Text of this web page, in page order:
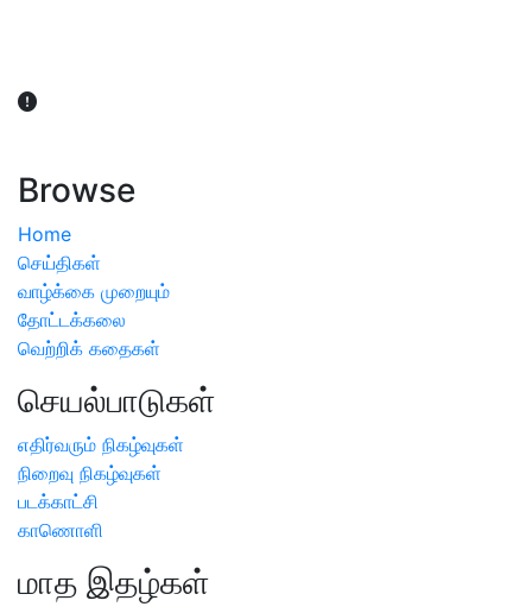
Browse
Home
செய்திகள்
வாழ்க்கை முறையும்
தோட்டக்கலை
வெற்றிக் கதைகள்
செயல்பாடுகள்
எதிர்வரும் நிகழ்வுகள்
நிறைவு நிகழ்வுகள்
படக்காட்சி
காணொளி
மாத இதழ்கள்